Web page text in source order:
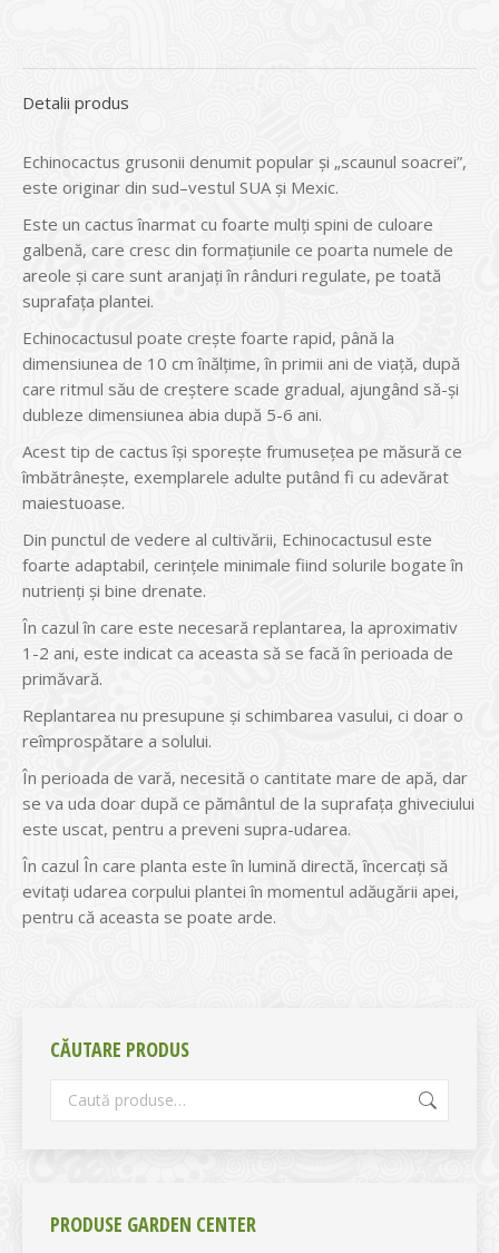
Detalii produs
Echinocactus grusonii denumit popular şi „scaunul soacrei”,
este originar din sud–vestul SUA şi Mexic.
Este un cactus înarmat cu foarte mulţi spini de culoare
galbenă, care cresc din formaţiunile ce poarta numele de
areole şi care sunt aranjaţi în rânduri regulate, pe toată
suprafaţa plantei.
Echinocactusul poate creşte foarte rapid, până la
dimensiunea de 10 cm înălţime, în primii ani de viaţă, după
care ritmul său de creştere scade gradual, ajungând să-şi
dubleze dimensiunea abia după 5-6 ani.
Acest tip de cactus îşi sporeşte frumuseţea pe măsură ce
îmbătrâneşte, exemplarele adulte putând fi cu adevărat
maiestuoase.
Din punctul de vedere al cultivării, Echinocactusul este
foarte adaptabil, cerinţele minimale fiind solurile bogate în
nutrienţi şi bine drenate.
În cazul în care este necesară replantarea, la aproximativ
1-2 ani, este indicat ca aceasta să se facă în perioada de
primăvară.
Replantarea nu presupune şi schimbarea vasului, ci doar o
reîmprospătare a solului.
În perioada de vară, necesită o cantitate mare de apă, dar
se va uda doar după ce pământul de la suprafaţa ghiveciului
este uscat, pentru a preveni supra-udarea.
În cazul În care planta este în lumină directă, încercaţi să
evitaţi udarea corpului plantei în momentul adăugării apei,
pentru că aceasta se poate arde.
CĂUTARE PRODUS
PRODUSE GARDEN CENTER